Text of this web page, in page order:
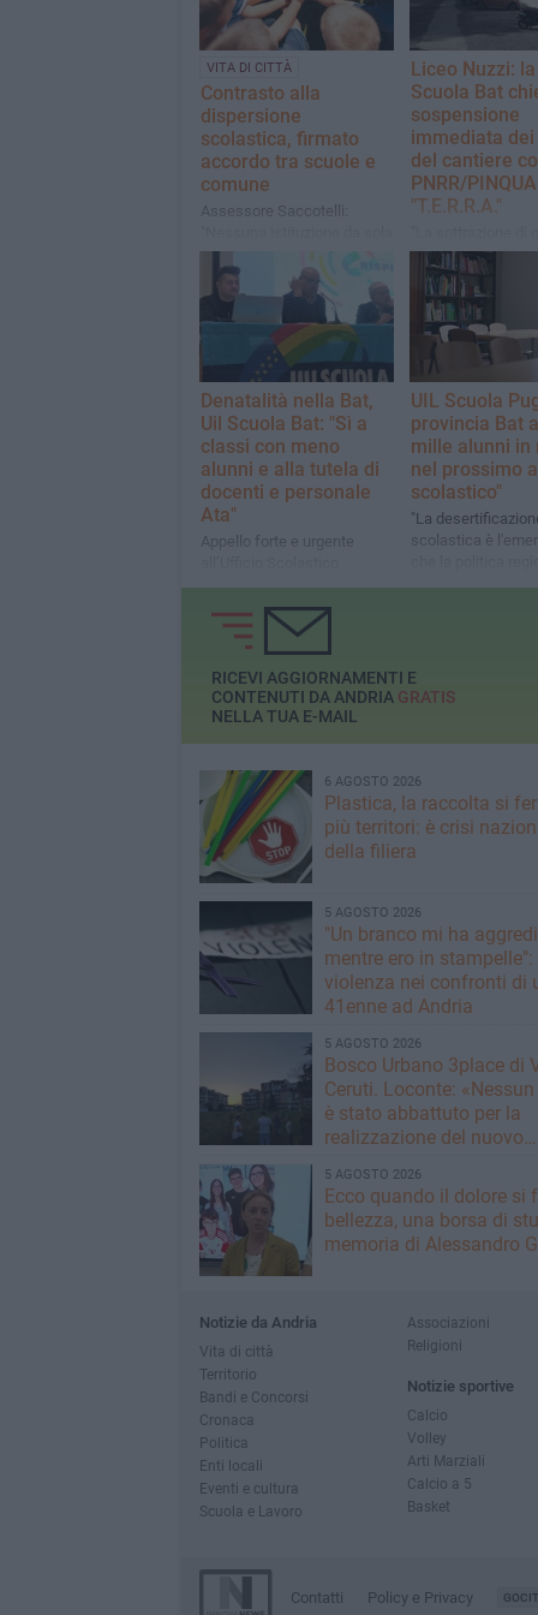
VITA DI CITTÀ
Contrasto alla
dispersione
scolastica, firmato
accordo tra scuole e
comune
Assessore Saccotelli:
può vincere la slide
dell'inclusione"
Liceo Nuzzi: la
Scuola Bat
sospensione
immediata
del cantiere
PNRR/PINQUA
"T.E.R.R.A."
aree priva l'istituto
requisiti
minimi e degli
tecnici previsti"
Denatalità nella Bat,
Uil Scuola Bat: "Sì a
classi con meno
alunni e alla tutela di
docenti e personale
Ata"
Appello forte e urgente
Provinciale dall' UIL Scuola
BAT, nella persona del suo
Segretario generale
provinciale Delvecchio
UIL Scuola
provincia Bat
mille alunni in
nel prossimo
scolastico"
"La
scolastica è
che la politica
RICEVI AGGIORNAMENTI E
CONTENUTI DA ANDRIA GRATIS
NELLA TUA E-MAIL
6 AGOSTO 2026
Plastica, la raccolta si
più territori: è crisi
della filiera
5 AGOSTO 2026
"Un branco mi ha
mentre ero in stampelle":
violenza nei confronti di
41enne ad Andria
5 AGOSTO 2026
Bosco Urbano 3place di
Ceruti. Loconte:
è stato abbattuto per la
realizzazione del nuovo
5 AGOSTO 2026
Ecco quando il dolore si
bellezza, una borsa di
memoria di Alessandro
Notizie da Andria
Vita di città
Territorio
Bandi e Concorsi
Cronaca
Politica
Enti locali
Eventi e cultura
Scuola e Lavoro
Associazioni
Religioni
Notizie sportive
Calcio
Volley
Arti Marziali
Calcio a 5
Basket
Contatti Policy e Privacy